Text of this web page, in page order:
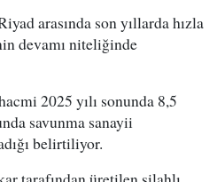
arasında son yıllarda hızla
devamı niteliğinde
2025 yılı sonunda 8,5
savunma sanayii
belirtiliyor.